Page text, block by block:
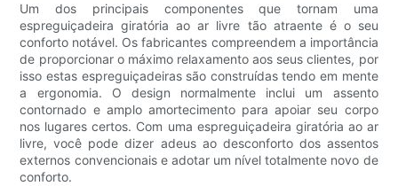
Um dos principais componentes que tornam uma
espreguiçadeira giratória ao ar livre tão atraente é o seu
conforto notável. Os fabricantes compreendem a importância
de proporcionar o máximo relaxamento aos seus clientes, por
isso estas espreguiçadeiras são construídas tendo em mente
a ergonomia. O design normalmente inclui um assento
contornado e amplo amortecimento para apoiar seu corpo
nos lugares certos. Com uma espreguiçadeira giratória ao ar
livre, você pode dizer adeus ao desconforto dos assentos
externos convencionais e adotar um nível totalmente novo de
conforto.